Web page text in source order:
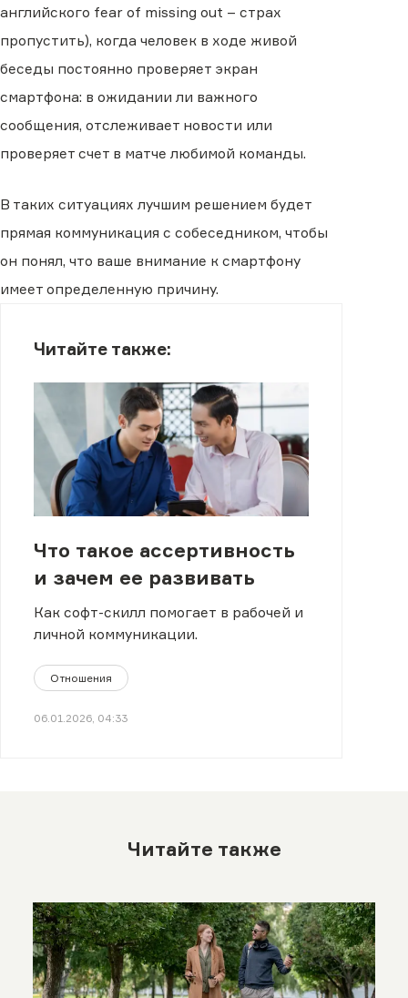
английского fear of missing out – страх
пропустить), когда человек в ходе живой
беседы постоянно проверяет экран
смартфона: в ожидании ли важного
сообщения, отслеживает новости или
проверяет счет в матче любимой команды.
В таких ситуациях лучшим решением будет
прямая коммуникация с собеседником, чтобы
он понял, что ваше внимание к смартфону
имеет определенную причину.
Читайте также:
Что такое ассертивность
и зачем ее развивать
Как софт-скилл помогает в рабочей и
личной коммуникации.
Отношения
06.01.2026, 04:33
Читайте также